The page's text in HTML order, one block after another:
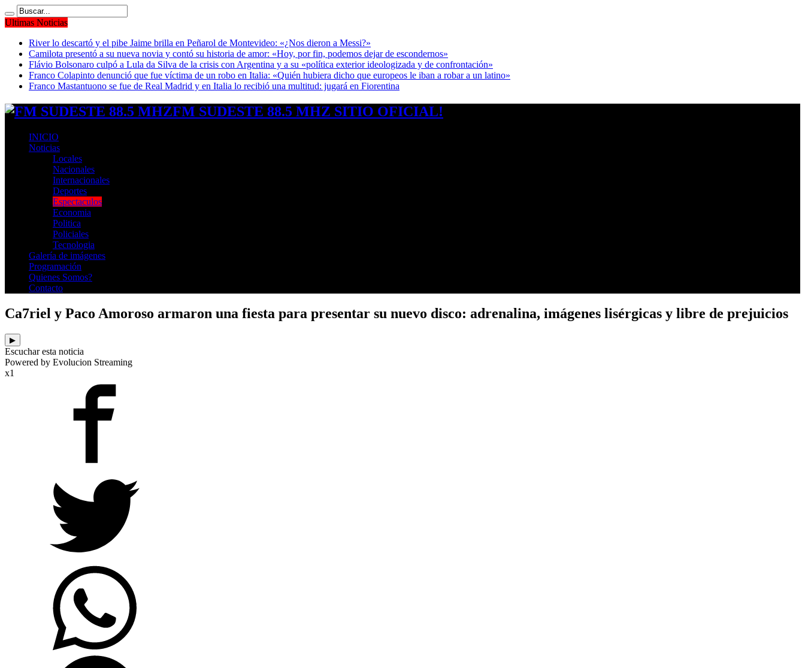
Ultimas Noticias
River lo descartó y el pibe Jaime brilla en Peñarol de Montevideo: «¿Nos dieron a Messi?»
Camilota presentó a su nueva novia y contó su historia de amor: «Hoy, por fin, podemos dejar de escondernos»
Flávio Bolsonaro culpó a Lula da Silva de la crisis con Argentina y a su «política exterior ideologizada y de confrontación»
Franco Colapinto denunció que fue víctima de un robo en Italia: «Quién hubiera dicho que europeos le iban a robar a un latino»
Franco Mastantuono se fue de Real Madrid y en Italia lo recibió una multitud: jugará en Fiorentina
FM SUDESTE 88.5 MHZ SITIO OFICIAL!
INICIO
Noticias
Locales
Nacionales
Internacionales
Deportes
Espectaculos
Economia
Politica
Policiales
Tecnologia
Galería de imágenes
Programación
Quienes Somos?
Contacto
Ca7riel y Paco Amoroso armaron una fiesta para presentar su nuevo disco: adrenalina, imágenes lisérgicas y libre de prejuicios
▶
Escuchar esta noticia
Powered by Evolucion Streaming
x1